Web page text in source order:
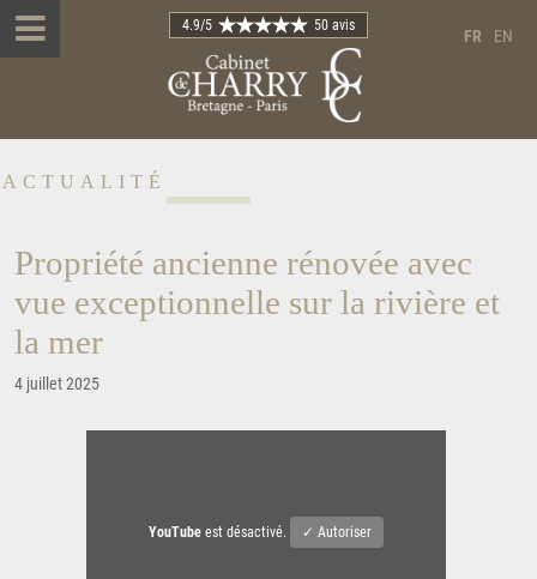
FR EN
4.9/5 50 avis
ACTUALITÉ
Propriété ancienne rénovée avec
vue exceptionnelle sur la rivière et
la mer
4 juillet 2025
YouTubeest désactivé. ✓ Autoriser